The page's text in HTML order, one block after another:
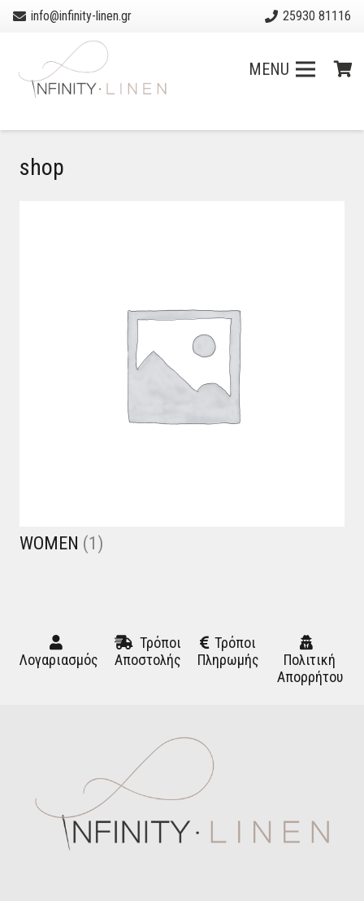
info@infinity-linen.gr 25930 81116
MENU
shop
WOMEN (1)
Λογαριασμός
Τρόποι
Αποστολής
Τρόποι
Πληρωμής
Πολιτική
Απορρήτου